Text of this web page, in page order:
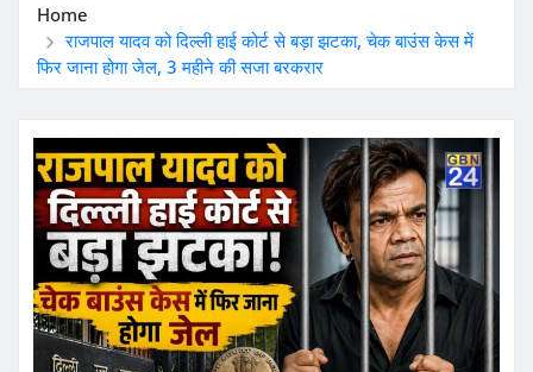
Home
राजपाल यादव को दिल्ली हाई कोर्ट से बड़ा झटका, चेक बाउंस केस में
फिर जाना होगा जेल, 3 महीने की सजा बरकरार